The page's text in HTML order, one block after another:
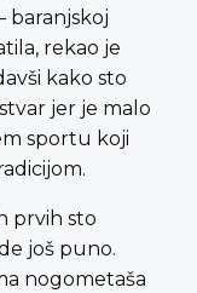
baranjskoj
rekao je
kako sto
jer je malo
sportu koji
prvih sto
još puno.
nogometaša